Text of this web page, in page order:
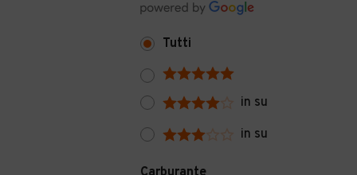
Tutti
in su
in su